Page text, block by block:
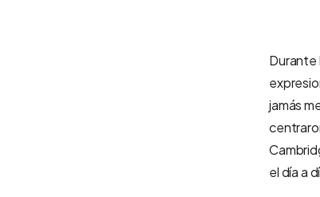
Durante
jamás
el día a